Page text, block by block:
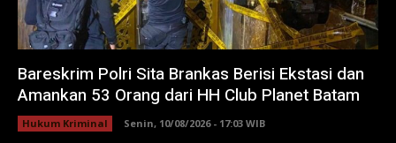
Bareskrim Polri Sita Brankas Berisi Ekstasi dan
Amankan 53 Orang dari HH Club Planet Batam
Hukum Kriminal Senin, 10/08/2026 - 17:03 WIB